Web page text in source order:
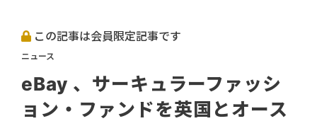
この記事は会員限定記事です
ニュース
eBay 、サーキュラーファッシ
ョン・ファンドを英国とオース